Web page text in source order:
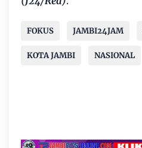
FOKUS JAMBI24JAM
KOTA JAMBI NASIONAL